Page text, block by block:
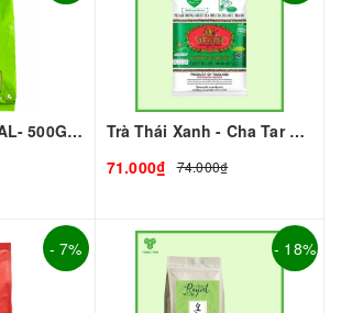
HỒNG TRÀ ROYAL- 500G | NGUYÊN LIỆU PHA CHẾ - TOBEE FOOD
Trà Thái Xanh - Cha Tar Mua Thái Lan Cao Cấp I Nguyên Liệu Pha Chế - TOBEE FOOD
71.000₫
74.000₫
- 7% - 18%